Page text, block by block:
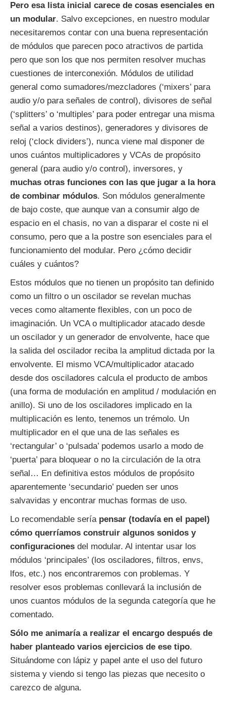
Pero esa lista inicial carece de cosas esenciales en
un modular. Salvo excepciones, en nuestro modular
necesitaremos contar con una buena representación
de módulos que parecen poco atractivos de partida
pero que son los que nos permiten resolver muchas
cuestiones de interconexión. Módulos de utilidad
general como sumadores/mezcladores (‘mixers’ para
audio y/o para señales de control), divisores de señal
(‘splitters’ o ‘multiples’ para poder entregar una misma
señal a varios destinos), generadores y divisores de
reloj (‘clock dividers’), nunca viene mal disponer de
unos cuántos multiplicadores y VCAs de propósito
general (para audio y/o control), inversores, y
muchas otras funciones con las que jugar a la hora
de combinar módulos. Son módulos generalmente
de bajo coste, que aunque van a consumir algo de
espacio en el chasis, no van a disparar el coste ni el
consumo, pero que a la postre son esenciales para el
funcionamiento del modular. Pero ¿cómo decidir
cuáles y cuántos?
Estos módulos que no tienen un propósito tan definido
como un filtro o un oscilador se revelan muchas
veces como altamente flexibles, con un poco de
imaginación. Un VCA o multiplicador atacado desde
un oscilador y un generador de envolvente, hace que
la salida del oscilador reciba la amplitud dictada por la
envolvente. El mismo VCA/multiplicador atacado
desde dos osciladores calcula el producto de ambos
(una forma de modulación en amplitud / modulación en
anillo). Si uno de los osciladores implicado en la
multiplicación es lento, tenemos un trémolo. Un
multiplicador en el que una de las señales es
‘rectangular’ o ‘pulsada’ podemos usarlo a modo de
‘puerta’ para bloquear o no la circulación de la otra
señal… En definitiva estos módulos de propósito
aparentemente ‘secundario’ pueden ser unos
salvavidas y encontrar muchas formas de uso.
Lo recomendable sería pensar (todavía en el papel)
cómo querríamos construir algunos sonidos y
configuraciones del modular. Al intentar usar los
módulos ‘principales’ (los osciladores, filtros, envs,
lfos, etc.) nos encontraremos con problemas. Y
resolver esos problemas conllevará la inclusión de
unos cuantos módulos de la segunda categoría que he
comentado.
Sólo me animaría a realizar el encargo después de
haber planteado varios ejercicios de ese tipo.
Situándome con lápiz y papel ante el uso del futuro
sistema y viendo si tengo las piezas que necesito o
carezco de alguna.